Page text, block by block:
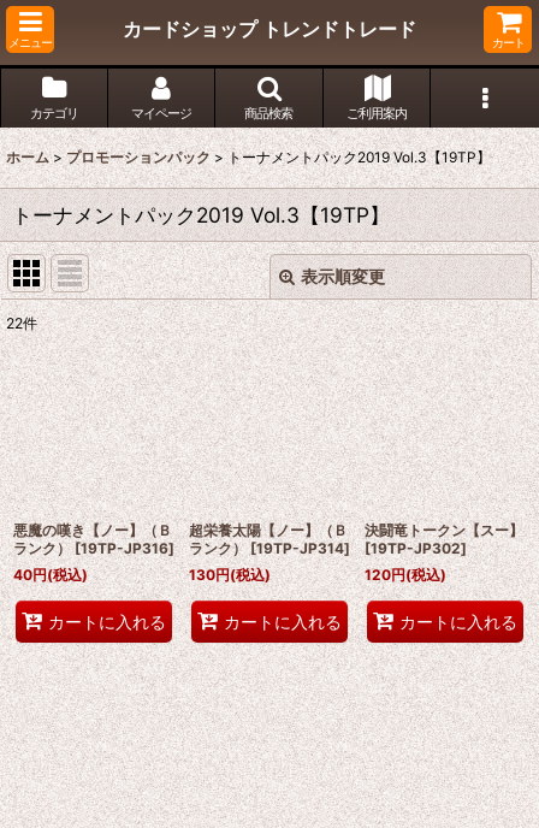
メニュー
カードショップ トレンドトレード
カート
カテゴリ マイページ 商品検索 ご利用案内
ホーム > プロモーションパック > トーナメントパック2019 Vol.3【19TP】
トーナメントパック2019 Vol.3【19TP】
表示順変更
表示数:
在庫あり
並び順:
絞り込む
閉じる
22件
悪魔の嘆き【ノー】（Ｂ
ランク） [19TP-JP316]
40円(税込)
カートに入れる
超栄養太陽【ノー】（Ｂ
ランク） [19TP-JP314]
130円(税込)
カートに入れる
決闘竜トークン【スー】
[19TP-JP302]
120円(税込)
カートに入れる